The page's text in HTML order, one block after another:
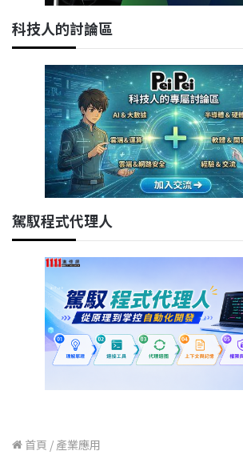
科技人的討論區
駕馭程式代理人